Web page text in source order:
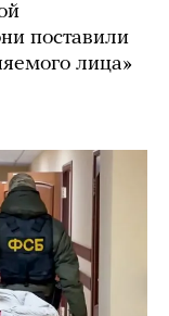
поставили
лица»